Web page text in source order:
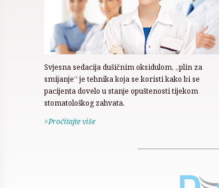
Svjesna sedacija dušičnim oksidulom, „plin za
smijanje“ je tehnika koja se koristi kako bi se
pacijenta dovelo u stanje opuštenosti tijekom
stomatološkog zahvata.
>Pročitajte više